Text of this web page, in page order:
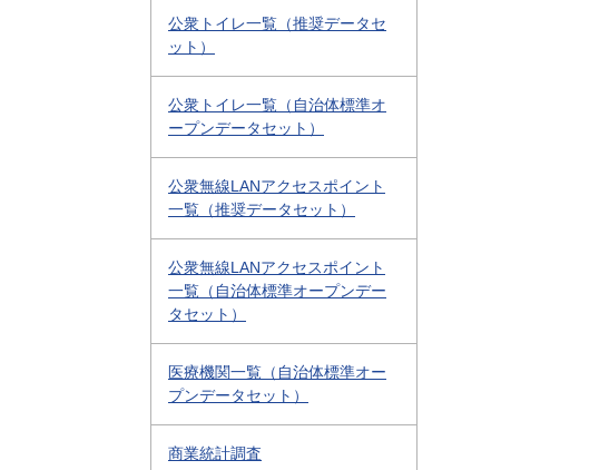
公衆トイレ一覧（推奨データセ
ット）
公衆トイレ一覧（自治体標準オ
ープンデータセット）
公衆無線LANアクセスポイント
一覧（推奨データセット）
公衆無線LANアクセスポイント
一覧（自治体標準オープンデー
タセット）
医療機関一覧（自治体標準オー
プンデータセット）
商業統計調査